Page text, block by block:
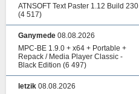
ATNSOFT Text Paster 1.12 Build 230
(4 517)
Ganymede 08.08.2026
MPC-BE 1.9.0 + x64 + Portable +
Repack / Media Player Classic -
Black Edition (6 497)
letzik 08.08.2026